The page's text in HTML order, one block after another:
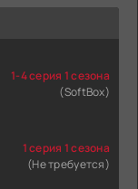
1-4 серия 1 сезона
(SoftBox)
1 серия 1 сезона
(Не требуется)